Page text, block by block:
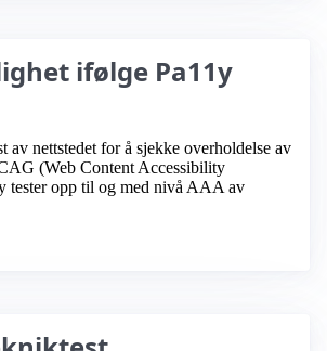
ifølge Pa11y
av nettstedet for å sjekke overholdelse av
(Web Content Accessibility
tester opp til og med nivå AAA av